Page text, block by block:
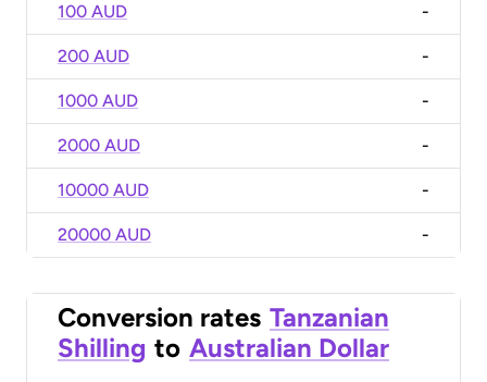
100 AUD -
200 AUD -
1000 AUD -
2000 AUD -
10000 AUD -
20000 AUD -
Conversion rates Tanzanian
Shilling to Australian Dollar